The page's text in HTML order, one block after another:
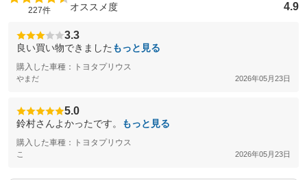
227件 オススメ度 4.9
3.3
良い買い物できました もっと見る
購入した車種：トヨタプリウス
やまだ 2026年05月23日
5.0
鈴村さんよかったです。 もっと見る
購入した車種：トヨタプリウス
こ 2026年05月23日